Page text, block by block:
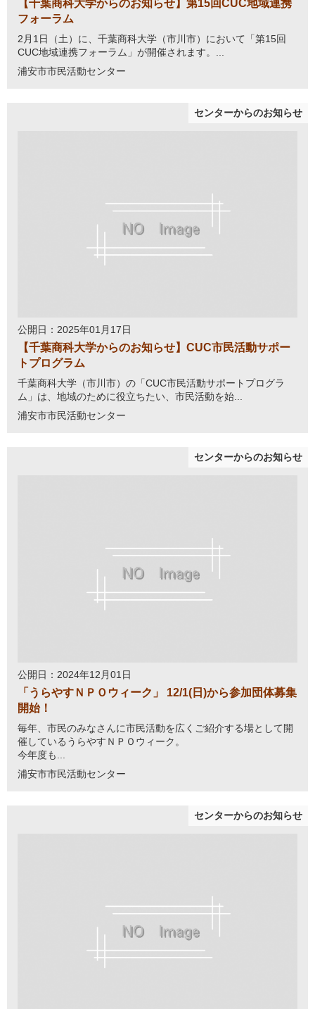
【千葉商科大学からのお知らせ】第15回CUC地域連携
フォーラム
2月1日（土）に、千葉商科大学（市川市）において「第15回
CUC地域連携フォーラム」が開催されます。...
浦安市市民活動センター
センターからのお知らせ
公開日：2025年01月17日
【千葉商科大学からのお知らせ】CUC市民活動サポー
トプログラム
千葉商科大学（市川市）の「CUC市民活動サポートプログラ
ム」は、地域のために役立ちたい、市民活動を始...
浦安市市民活動センター
センターからのお知らせ
公開日：2024年12月01日
「うらやすＮＰＯウィーク」 12/1(日)から参加団体募集
開始！
毎年、市民のみなさんに市民活動を広くご紹介する場として開
催しているうらやすＮＰＯウィーク。
今年度も...
浦安市市民活動センター
センターからのお知らせ